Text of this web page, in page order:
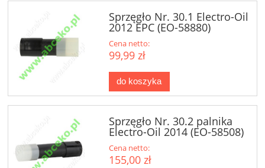
Sprzęgło Nr. 30.1 Electro-Oil
2012 EPC (EO-58880)
Cena netto:
99,99 zł
do koszyka
Sprzęgło Nr. 30.2 palnika
Electro-Oil 2014 (EO-58508)
Cena netto:
155,00 zł